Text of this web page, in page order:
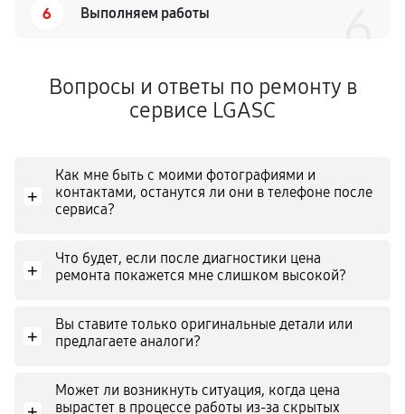
6 Выполняем работы
Вопросы и ответы по ремонту в
сервисе LGASC
+
Как мне быть с моими фотографиями и
контактами, останутся ли они в телефоне после
сервиса?
+
Что будет, если после диагностики цена
ремонта покажется мне слишком высокой?
+
Вы ставите только оригинальные детали или
предлагаете аналоги?
Может ли возникнуть ситуация, когда цена
вырастет в процессе работы из-за скрытых